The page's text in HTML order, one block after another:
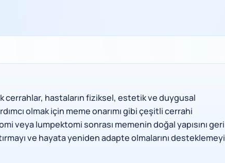
cerrahlar, hastaların fiziksel, estetik ve duygusal
olmak için meme onarımı gibi çeşitli cerrahi
veya lumpektomi sonrası memenin doğal yapısını geri
ve hayata yeniden adapte olmalarını desteklemeyi